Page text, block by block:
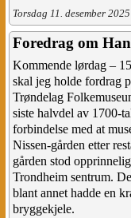
Torsdag 11. desember
Foredrag om
Kommende lørdag –
skal jeg holde fordrag
Trøndelag
siste halvdel av 1700-
forbindelse med at
Nissen-gården etter
gården stod
Trondheim sentrum.
blant annet hadde en
bryggekjele.